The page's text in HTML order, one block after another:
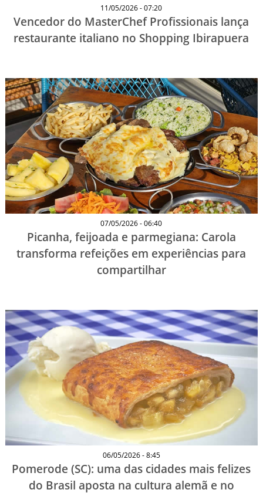
11/05/2026 - 07:20
Vencedor do MasterChef Profissionais lança
restaurante italiano no Shopping Ibirapuera
07/05/2026 - 06:40
Picanha, feijoada e parmegiana: Carola
transforma refeições em experiências para
compartilhar
06/05/2026 - 8:45
Pomerode (SC): uma das cidades mais felizes
do Brasil aposta na cultura alemã e no